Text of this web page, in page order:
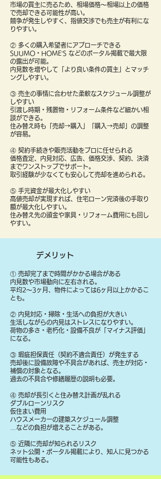
市場の買主に売るため、相場価格〜相場以上の価格
で売却できる可能性が高い。
競争が発生しやすく、指値交渉でも売主が有利にな
りやすい。
② 多くの購入希望者にアプローチできる
SUUMO・HOME’S などのポータル掲載で最大限
の露出が可能。
内見数を増やして「より良い条件の買主」とマッチ
ングしやすい。
③ 売主の事情に合わせた柔軟なスケジュール調整が
しやすい
引渡し時期・残置物・リフォーム条件など細かい相
談ができる。
住み替え時も「売却→購入」「購入→売却」の調整
が容易。
④ 契約手続きや販売活動をプロに任せられる
価格査定、内見対応、広告、価格交渉、契約、決済
までワンストップでサポート。
取引経験が少なくても安心して売却を進められる。
⑤ 手元資金が最大化しやすい
高値売却が実現すれば、住宅ローン完済後の手取り
額が最大化しやすい。
住み替え先の頭金や家具・リフォーム費用にも回し
やすい。
デメリット
① 売却完了まで時間がかかる場合がある
内見数や市場動向に左右される。
平均2〜3ヶ月、物件によっては6ヶ月以上かかるこ
とも。
② 内見対応・掃除・生活への負担が大きい
生活しながらの内見はストレスになりやすい。
荷物の多さ・老朽化・設備不良が「マイナス評価」
になる。
③ 瑕疵担保責任（契約不適合責任）が発生する
売却後に設備故障や不具合があれば、売主が対応・
補償の対象となる。
過去の不具合や修繕履歴の説明も必要。
④ 売却が長引くと住み替え計画が乱れる
ダブルローンリスク
仮住まい費用
ハウスメーカーの建築スケジュール調整
…などの負担が増えることがある。
⑤ 近隣に売却が知られるリスク
ネット公開・ポータル掲載により、知人に見つかる
可能性もある。